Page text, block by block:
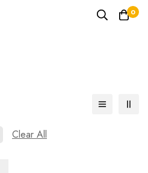
0
Clear All